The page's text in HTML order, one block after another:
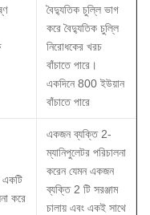
বৈদ্যুতিক চুল্লি ভাগ
করে বৈদ্যুতিক চুল্লি
নিরোধকের খরচ
বাঁচাতে পারে।
একদিনে 800 ইউয়ান
বাঁচাতে পারে
করে
একজন ব্যক্তি 2-
ম্যানিপুলেটর পরিচালনা
করেন যেমন একজন
ব্যক্তি 2 টি সরঞ্জাম
চালায় এবং একই সাথে